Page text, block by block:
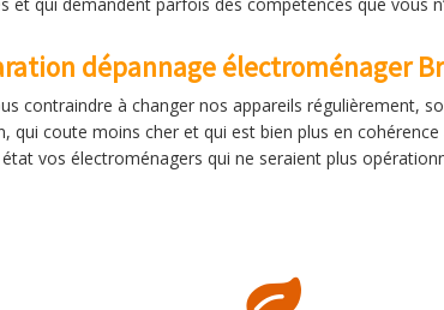
dépannage électroménager
contraindre à changer nos appareils
qui coute moins cher et qui est bien plus en
vos électroménagers qui ne seraient plus